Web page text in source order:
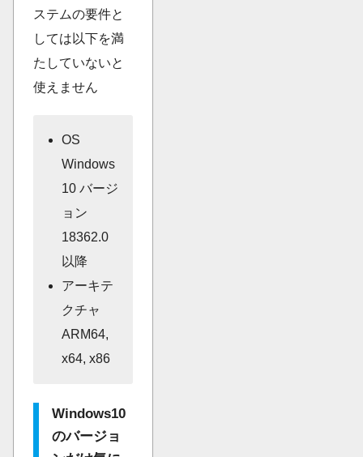
ステムの要件と
しては以下を満
たしていないと
使えません
OS
Windows
10 バージ
ョン
18362.0
以降
アーキテ
クチャ
ARM64,
x64, x86
Windows10
のバージョ